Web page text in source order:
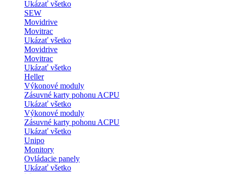
Ukázať všetko
SEW
Movidrive
Movitrac
Ukázať všetko
Movidrive
Movitrac
Ukázať všetko
Heller
Výkonové moduly
Zásuvné karty pohonu ACPU
Ukázať všetko
Výkonové moduly
Zásuvné karty pohonu ACPU
Ukázať všetko
Unipo
Monitory
Ovládacie panely
Ukázať všetko